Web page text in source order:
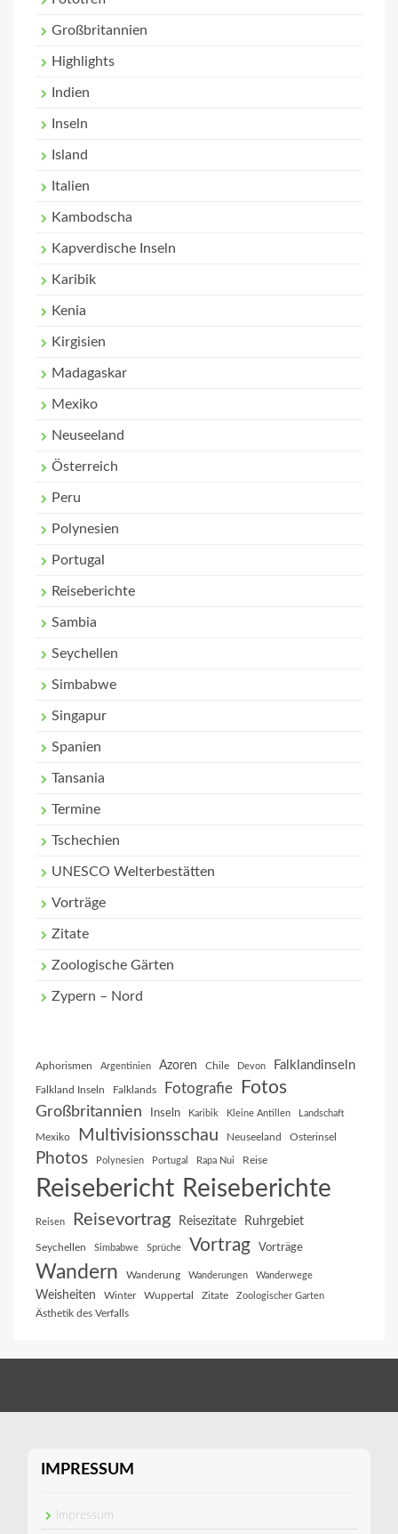
Großbritannien
Highlights
Indien
Inseln
Island
Italien
Kambodscha
Kapverdische Inseln
Karibik
Kenia
Kirgisien
Madagaskar
Mexiko
Neuseeland
Österreich
Peru
Polynesien
Portugal
Reiseberichte
Sambia
Seychellen
Simbabwe
Singapur
Spanien
Tansania
Termine
Tschechien
UNESCO Welterbestätten
Vorträge
Zitate
Zoologische Gärten
Zypern – Nord
Aphorismen Argentinien Azoren Chile Devon Falklandinseln
Falkland Inseln Falklands Fotografie Fotos
Großbritannien Inseln Karibik Kleine Antillen Landschaft
Mexiko Multivisionsschau Neuseeland Osterinsel
Photos Polynesien Portugal Rapa Nui Reise
Reisebericht Reiseberichte
Reisen Reisevortrag Reisezitate Ruhrgebiet
Seychellen Simbabwe Sprüche Vortrag Vorträge
Wandern Wanderung Wanderungen Wanderwege
Weisheiten Winter Wuppertal Zitate Zoologischer Garten
Ästhetik des Verfalls
IMPRESSUM
Impressum